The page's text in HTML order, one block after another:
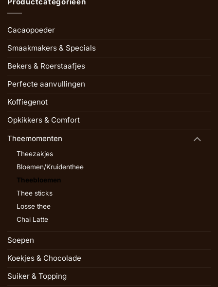
Cacaopoeder
Smaakmakers & Specials
Bekers & Roerstaafjes
Perfecte aanvullingen
Koffiegenot
Opkikkers & Comfort
Theemomenten
Theezakjes
Bloemen/Kruidenthee
Theebloemen
Thee sticks
Losse thee
Chai Latte
Soepen
Koekjes & Chocolade
Suiker & Topping